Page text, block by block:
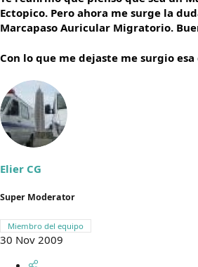
Ectopico. Pero ahora me surge la
Marcapaso Auricular Migratorio.
Con lo que me dejaste me surgio esa
Elier CG
Super Moderator
Miembro del equipo
30 Nov 2009